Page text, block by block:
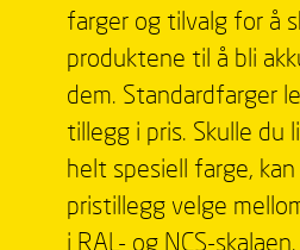
farger og tilvalg for å
produktene til å bli
dem. Standardfarger
tillegg i pris. Skulle du
helt spesiell farge,
pristillegg velge
i RAL- og NCS-skalaen.